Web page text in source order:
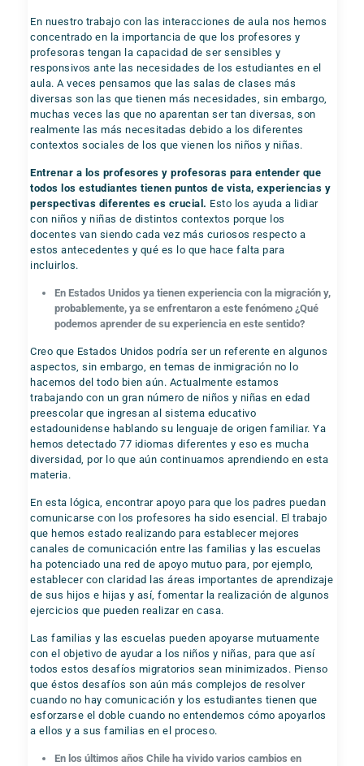
En nuestro trabajo con las interacciones de aula nos hemos
concentrado en la importancia de que los profesores y
profesoras tengan la capacidad de ser sensibles y
responsivos ante las necesidades de los estudiantes en el
aula. A veces pensamos que las salas de clases más
diversas son las que tienen más necesidades, sin embargo,
muchas veces las que no aparentan ser tan diversas, son
realmente las más necesitadas debido a los diferentes
contextos sociales de los que vienen los niños y niñas.
Entrenar a los profesores y profesoras para entender que
todos los estudiantes tienen puntos de vista, experiencias y
perspectivas diferentes es crucial. Esto los ayuda a lidiar
con niños y niñas de distintos contextos porque los
docentes van siendo cada vez más curiosos respecto a
estos antecedentes y qué es lo que hace falta para
incluirlos.
En Estados Unidos ya tienen experiencia con la migración y,
probablemente, ya se enfrentaron a este fenómeno ¿Qué
podemos aprender de su experiencia en este sentido?
Creo que Estados Unidos podría ser un referente en algunos
aspectos, sin embargo, en temas de inmigración no lo
hacemos del todo bien aún. Actualmente estamos
trabajando con un gran número de niños y niñas en edad
preescolar que ingresan al sistema educativo
estadounidense hablando su lenguaje de origen familiar. Ya
hemos detectado 77 idiomas diferentes y eso es mucha
diversidad, por lo que aún continuamos aprendiendo en esta
materia.
En esta lógica, encontrar apoyo para que los padres puedan
comunicarse con los profesores ha sido esencial. El trabajo
que hemos estado realizando para establecer mejores
canales de comunicación entre las familias y las escuelas
ha potenciado una red de apoyo mutuo para, por ejemplo,
establecer con claridad las áreas importantes de aprendizaje
de sus hijos e hijas y así, fomentar la realización de algunos
ejercicios que pueden realizar en casa.
Las familias y las escuelas pueden apoyarse mutuamente
con el objetivo de ayudar a los niños y niñas, para que así
todos estos desafíos migratorios sean minimizados. Pienso
que éstos desafíos son aún más complejos de resolver
cuando no hay comunicación y los estudiantes tienen que
esforzarse el doble cuando no entendemos cómo apoyarlos
a ellos y a sus familias en el proceso.
En los últimos años Chile ha vivido varios cambios en